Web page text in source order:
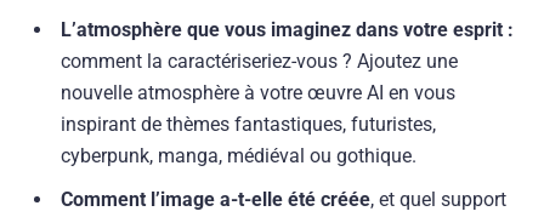
L’atmosphère que vous imaginez dans votre esprit :
comment la caractériseriez-vous ? Ajoutez une
nouvelle atmosphère à votre œuvre AI en vous
inspirant de thèmes fantastiques, futuristes,
cyberpunk, manga, médiéval ou gothique.
Comment l’image a-t-elle été créée, et quel support